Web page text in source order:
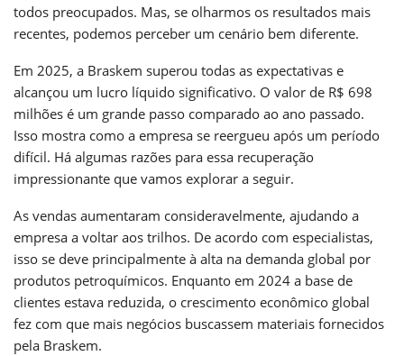
todos preocupados. Mas, se olharmos os resultados mais
recentes, podemos perceber um cenário bem diferente.
Em 2025, a Braskem superou todas as expectativas e
alcançou um lucro líquido significativo. O valor de R$ 698
milhões é um grande passo comparado ao ano passado.
Isso mostra como a empresa se reergueu após um período
difícil. Há algumas razões para essa recuperação
impressionante que vamos explorar a seguir.
As vendas aumentaram consideravelmente, ajudando a
empresa a voltar aos trilhos. De acordo com especialistas,
isso se deve principalmente à alta na demanda global por
produtos petroquímicos. Enquanto em 2024 a base de
clientes estava reduzida, o crescimento econômico global
fez com que mais negócios buscassem materiais fornecidos
pela Braskem.